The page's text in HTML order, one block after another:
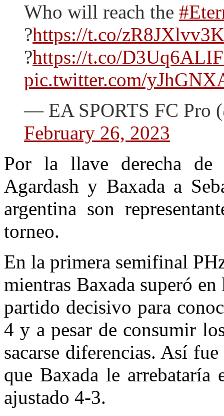
Who will reach the
?https://t.co/zR8JXlvv3K
?https://t.co/
pic.twitter.com/
— EA SPORTS FC Pro
February 26, 2023
Por la llave derecha
Agardash y Baxada a
argentina son
torneo.
En la primera semifinal
mientras Baxada superó
partido decisivo para
4 y a pesar de consumir
sacarse diferencias. Así
que Baxada le
ajustado 4-3.